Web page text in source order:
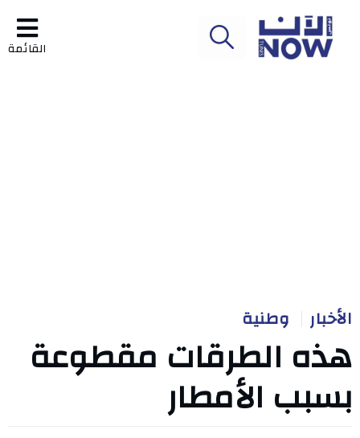
القائمة
الأخبار وطنية
هذه الطرقات مقطوعة
بسبب الأمطار